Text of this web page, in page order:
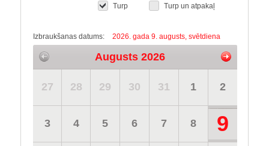
Turp Turp un atpakaļ
Izbraukšanas datums: 2026. gada 9. augusts, svētdiena
Augusts 2026
27 28 29 30 31 1 2
3 4 5 6 7 8 9